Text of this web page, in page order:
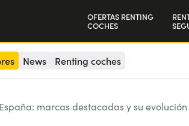
OFERTAS RENTING
COCHES
News Renting coches
marcas destacadas y su